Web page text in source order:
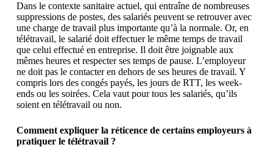
Dans le contexte sanitaire actuel, qui entraîne de nombreuses
suppressions de postes, des salariés peuvent se retrouver avec
une charge de travail plus importante qu’à la normale. Or, en
télétravail, le salarié doit effectuer le même temps de travail
que celui effectué en entreprise. Il doit être joignable aux
mêmes heures et respecter ses temps de pause. L’employeur
ne doit pas le contacter en dehors de ses heures de travail. Y
compris lors des congés payés, les jours de RTT, les week-
ends ou les soirées. Cela vaut pour tous les salariés, qu’ils
soient en télétravail ou non.
Comment expliquer la réticence de certains employeurs à
pratiquer le télétravail ?